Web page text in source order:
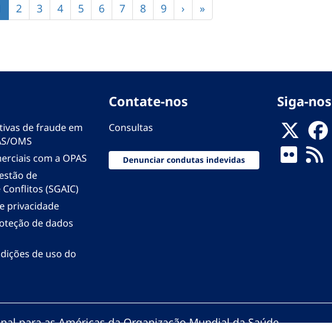
Página
2 Página
3 Página
4 Página
5 Página
6 Página
7 Página
8 Página
9
Próxima
página
›
Última
página
»
de fraude em
OMS
com a OPAS
de
(SGAIC)
privacidade
de dados
de uso do
Contate-nos
Consultas
Denunciar condutas indevidas
Siga-nos
para as Américas da Organização Mundial da Saúde